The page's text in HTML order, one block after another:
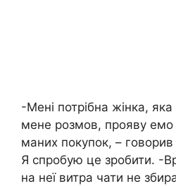
-Мені потрібна жінка,
мене розмов, прояву емо
маних покупок, –
Я спробую це зробити. -
на неї витра чати не